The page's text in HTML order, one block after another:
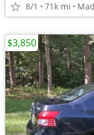
8/1 71k mi
$3,850